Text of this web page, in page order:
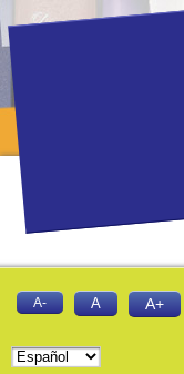
A- A A+